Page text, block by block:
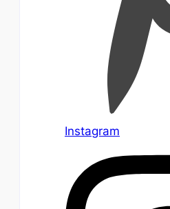
Instagram